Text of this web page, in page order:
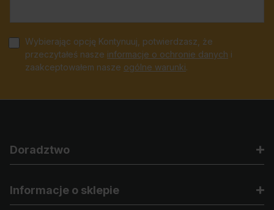
Wybierając opcję Kontynuuj, potwierdzasz, że
przeczytałeś nasze informacje o ochronie danych i
zaakceptowałem nasze ogólne warunki.
Doradztwo
Informacje o sklepie